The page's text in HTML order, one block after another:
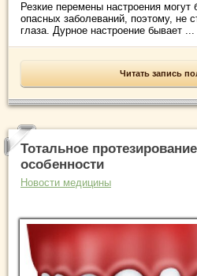
Резкие перемены настроения
опасных заболеваний, поэтому, не
глаза. Дурное настроение бывает ...
Читать запись
Тотальное
особенности
Новости медицины